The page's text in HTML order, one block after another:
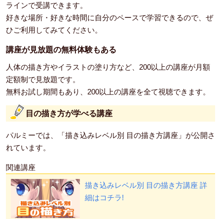
ラインで受講できます。
好きな場所・好きな時間に自分のペースで学習できるので、ぜ
ひご利用してみてください。
講座が見放題の無料体験もある
人体の描き方やイラストの塗り方など、200以上の講座が月額
定額制で見放題です。
無料お試し期間もあり、200以上の講座を全て視聴できます。
目の描き方が学べる講座
パルミーでは、「描き込みレベル別 目の描き方講座」が公開さ
れています。
関連講座
描き込みレベル別 目の描き方講座 詳
細はコチラ!